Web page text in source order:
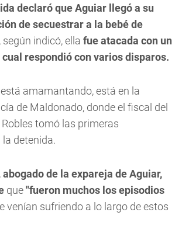
declaró que Aguiar llegó a su
de secuestrar a la bebé de
según indicó, ella fue atacada con un
respondió con varios disparos.
amamantando, está en la
de Maldonado, donde el fiscal del
tomó las primeras
detenida.
de la expareja de Aguiar,
que"fueron muchos los episodios
venían sufriendo a lo largo de estos